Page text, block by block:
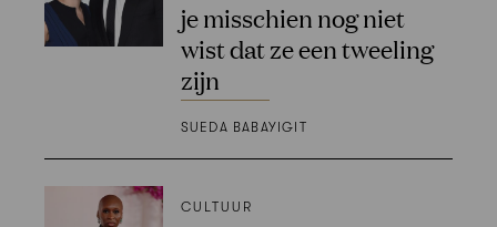
je misschien nog niet
wist dat ze een tweeling
zijn
SUEDA BABAYIGIT
CULTUUR